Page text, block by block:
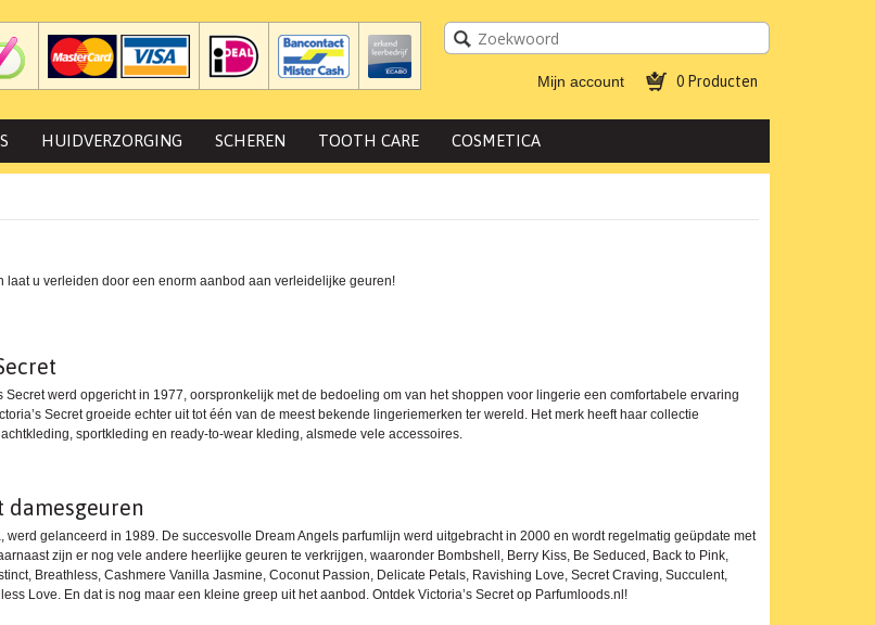
Mijn account 0 Producten
HUIDVERZORGING SCHEREN TOOTH CARE COSMETICA
laat u verleiden door een enorm aanbod aan verleidelijke geuren!
Secret werd opgericht in 1977, oorspronkelijk met de bedoeling om van het shoppen voor lingerie een comfortabele ervaring
Secret groeide echter uit tot één van de meest bekende lingeriemerken ter wereld. Het merk heeft haar collectie
sportkleding en ready-to-wear kleding, alsmede vele accessoires.
damesgeuren
werd gelanceerd in 1989. De succesvolle Dream Angels parfumlijn werd uitgebracht in 2000 en wordt regelmatig geüpdate met
zijn er nog vele andere heerlijke geuren te verkrijgen, waaronder Bombshell, Berry Kiss, Be Seduced, Back to Pink,
Breathless, Cashmere Vanilla Jasmine, Coconut Passion, Delicate Petals, Ravishing Love, Secret Craving, Succulent,
Love. En dat is nog maar een kleine greep uit het aanbod. Ontdek Victoria’s Secret op Parfumloods.nl!